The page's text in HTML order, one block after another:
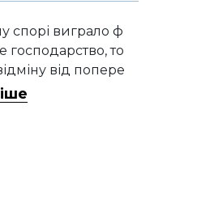
спорі виграло ф
господарство, то
від попере
земель